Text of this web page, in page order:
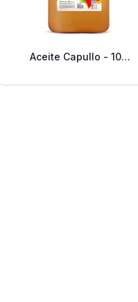
Aceite Capullo - 10